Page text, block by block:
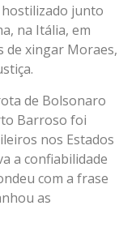
junto
na Itália, em
de xingar Moraes,
de Bolsonaro
Barroso foi
nos Estados
a confiabilidade
com a frase
as